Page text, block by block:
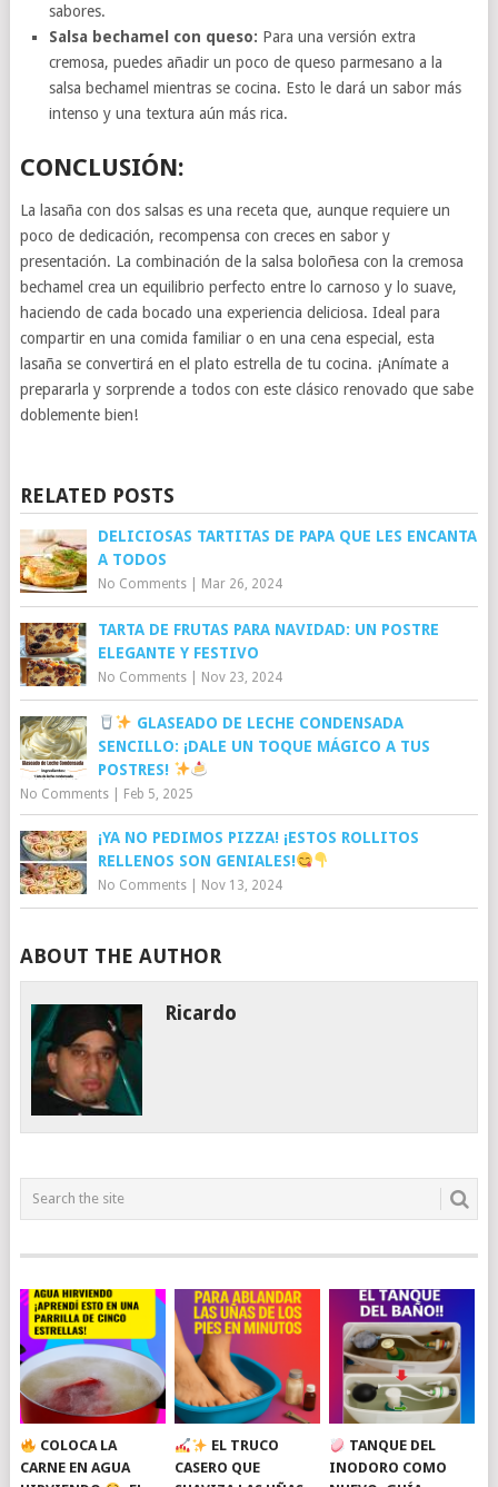
sabores.
Salsa bechamel con queso: Para una versión extra
cremosa, puedes añadir un poco de queso parmesano a la
salsa bechamel mientras se cocina. Esto le dará un sabor más
intenso y una textura aún más rica.
CONCLUSIÓN:
La lasaña con dos salsas es una receta que, aunque requiere un
poco de dedicación, recompensa con creces en sabor y
presentación. La combinación de la salsa boloñesa con la cremosa
bechamel crea un equilibrio perfecto entre lo carnoso y lo suave,
haciendo de cada bocado una experiencia deliciosa. Ideal para
compartir en una comida familiar o en una cena especial, esta
lasaña se convertirá en el plato estrella de tu cocina. ¡Anímate a
prepararla y sorprende a todos con este clásico renovado que sabe
doblemente bien!
RELATED POSTS
DELICIOSAS TARTITAS DE PAPA QUE LES ENCANTA
A TODOS
No Comments| Mar 26, 2024
TARTA DE FRUTAS PARA NAVIDAD: UN POSTRE
ELEGANTE Y FESTIVO
No Comments| Nov 23, 2024
GLASEADO DE LECHE CONDENSADA
SENCILLO: ¡DALE UN TOQUE MÁGICO A TUS
POSTRES!
No Comments| Feb 5, 2025
¡YA NO PEDIMOS PIZZA! ¡ESTOS ROLLITOS
RELLENOS SON GENIALES!
No Comments| Nov 13, 2024
ABOUT THE AUTHOR
Ricardo
COLOCA LA
CARNE EN AGUA
EL TRUCO
CASERO QUE
TANQUE DEL
INODORO COMO